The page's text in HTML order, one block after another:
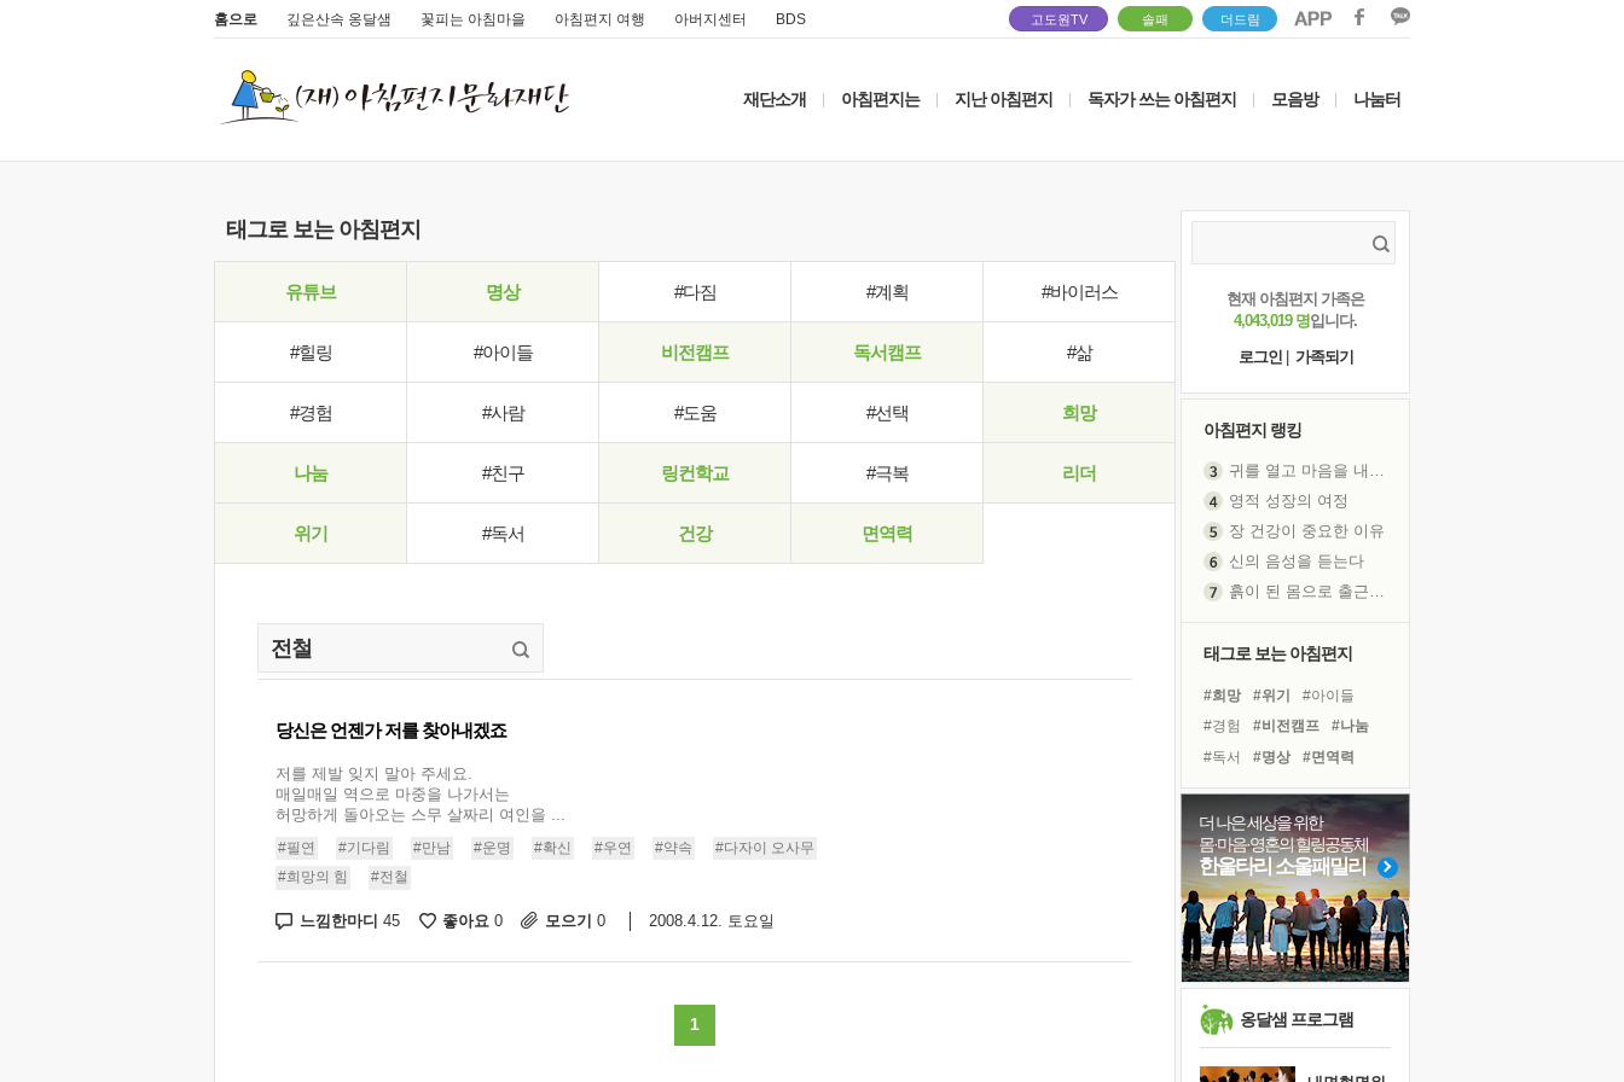
홈으로 깊은산속 옹달샘 꽃피는 아침마을 아침편지 여행 아버지센터 BDS 고도원TV 솔패 더드림
재단소개 아침편지는 지난 아침편지 독자가 쓰는 아침편지 모음방 나눔터
태그로 보는 아침편지
유튜브 명상 #다짐 #계획 #바이러스
#힐링 #아이들 비전캠프 독서캠프 #삶
#경험 #사람 #도움 #선택 희망
나눔 #친구 링컨학교 #극복 리더
위기 #독서 건강 면역력
당신은 언젠가 저를 찾아내겠죠
저를 제발 잊지 말아 주세요.
매일매일 역으로 마중을 나가서는
허망하게 돌아오는 스무 살짜리 여인을 ...
#필연 #기다림 #만남 #운명 #확신 #우연 #약속
#다자이 오사무
#희망의 힘
#전철
느낌한마디 45 좋아요 0 모으기 0 2008.4.12. 토요일
1
현재 아침편지 가족은
4,043,019 명입니다.
로그인
가족되기
아침편지 랭킹
귀를 열고 마음을 내어주고
영적 성장의 여정
장 건강이 중요한 이유
신의 음성을 듣는다
흙이 된 몸으로 출근하는 여자
졸업식 사진을 보며
극심한 변비, 어깨결림, 수면 장애
아픈 아버지를 위한 공간 설계
슬럼프
보고 싶은 어머니
유년 시절의 부산 영도 바다
못된 꼰대들
희망이란
'모른다'는 것
태그로 보는 아침편지
#희망 #위기
#아이들
#경험
#비전캠프
#나눔
#독서
#명상
#면역력
#독서캠프
#유튜브
#건강
#계획 #다짐
#삶
#바이러스
#링컨학교
#리더
#도움
#힐링
#선택
더 나은 세상을 위한
몸·마음·영혼의 힐링공동체
한울타리 소울패밀리
옹달샘 프로그램